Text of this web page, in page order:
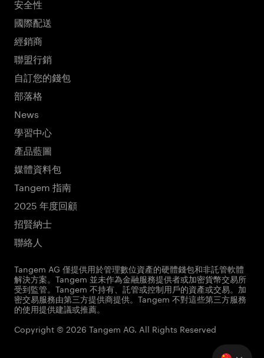
安全性
國際配送
經銷商
聯盟行銷
自訂您的錢包
部落格
News
學習中心
產品藍圖
媒體資料包
Tangem 指南
2025 年度回顧
招賢納士
聯絡人
Tangem AG 僅提供用於管理數位資產的硬體錢包和非託管軟體
解決方案。Tangem 並未作為金融服務提供者或加密貨幣交易所
受到監管。Tangem 不持有、託管或控制用戶的資產或交易。加
密交易服務由第三方提供商提供。Tangem 不對這些第三方服務
的使用提供建議或推薦。